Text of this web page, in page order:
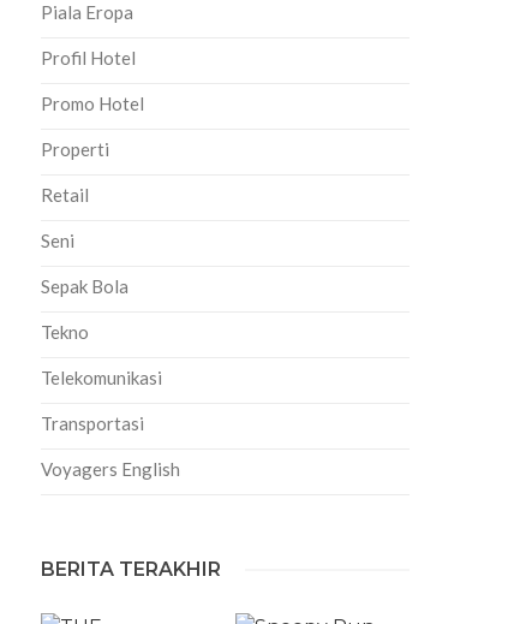
Piala Eropa
Profil Hotel
Promo Hotel
Properti
Retail
Seni
Sepak Bola
Tekno
Telekomunikasi
Transportasi
Voyagers English
BERITA TERAKHIR